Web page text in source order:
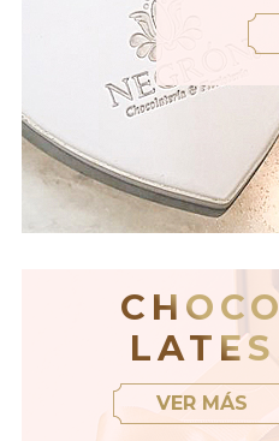
CHOCO
LATES
VER MÁS